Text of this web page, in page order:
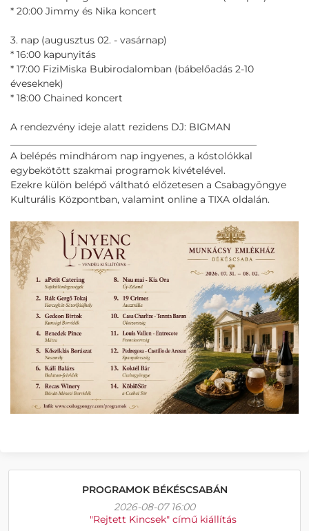
* 20:00 Jimmy és Nika koncert
3. nap (augusztus 02. - vasárnap)
* 16:00 kapunyitás
* 17:00 FiziMiska Bubirodalomban (bábelőadás 2-10
éveseknek)
* 18:00 Chained koncert
A rendezvény ideje alatt rezidens DJ: BIGMAN
A belépés mindhárom nap ingyenes, a kóstolókkal
egybekötött szakmai programok kivételével.
Ezekre külön belépő váltható előzetesen a Csabagyöngye
Kulturális Központban, valamint online a TIXA oldalán.
PROGRAMOK BÉKÉSCSABÁN
2026-08-07 16:00
"Rejtett Kincsek" című kiállítás